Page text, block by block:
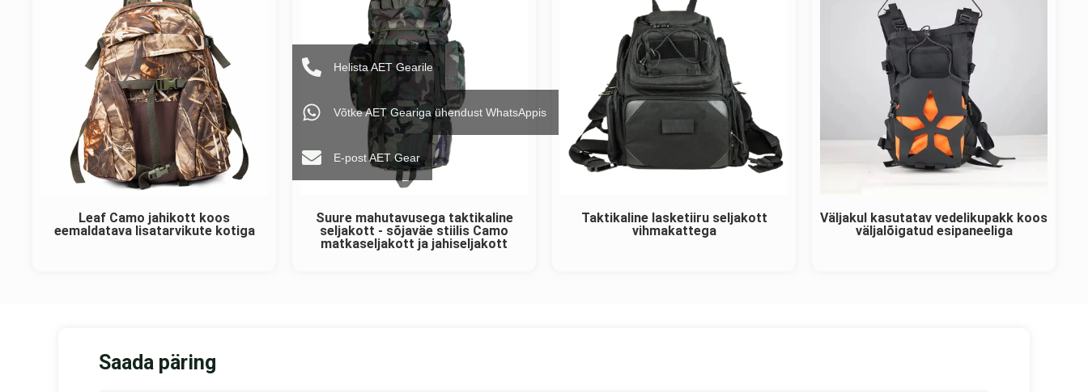
Leaf Camo jahikott koos
eemaldatava lisatarvikute kotiga
Suure mahutavusega taktikaline
seljakott - sõjaväe stiilis Camo
matkaseljakott ja jahiseljakott
Taktikaline lasketiiru seljakott
vihmakattega
Väljakul kasutatav vedelikupakk koos
väljalõigatud esipaneeliga
Saada päring
Helista AET Gearile
Võtke AET Geariga ühendust WhatsAppis
E-post AET Gear